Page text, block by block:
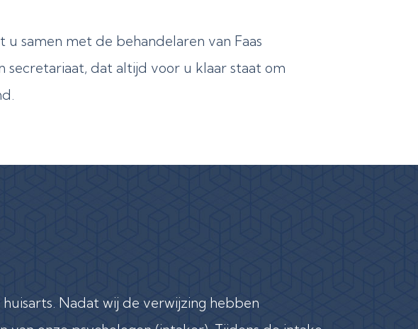
samen met de behandelaren van Faas
secretariaat, dat altijd voor u klaar staat om
Nadat wij de verwijzing hebben